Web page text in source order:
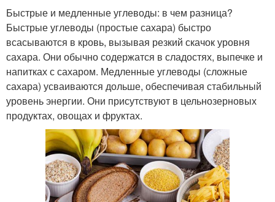
Быстрые и медленные углеводы: в чем разница?
Быстрые углеводы (простые сахара) быстро
всасываются в кровь, вызывая резкий скачок уровня
сахара. Они обычно содержатся в сладостях, выпечке и
напитках с сахаром. Медленные углеводы (сложные
сахара) усваиваются дольше, обеспечивая стабильный
уровень энергии. Они присутствуют в цельнозерновых
продуктах, овощах и фруктах.